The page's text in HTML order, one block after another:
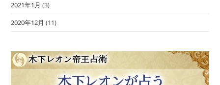
2021年1月 (3)
2020年12月 (11)